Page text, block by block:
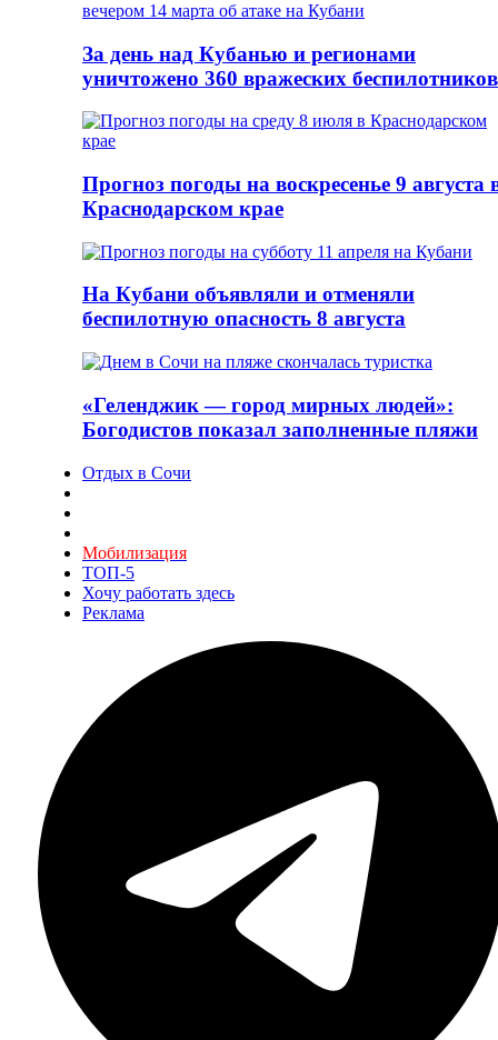
За день над Кубанью и регионами
уничтожено 360 вражеских беспилотников
Прогноз погоды на воскресенье 9 августа
Краснодарском крае
На Кубани объявляли и отменяли
беспилотную опасность 8 августа
«Геленджик — город мирных людей»:
Богодистов показал заполненные пляжи
Отдых в Сочи
Мобилизация
ТОП-5
Хочу работать здесь
Реклама